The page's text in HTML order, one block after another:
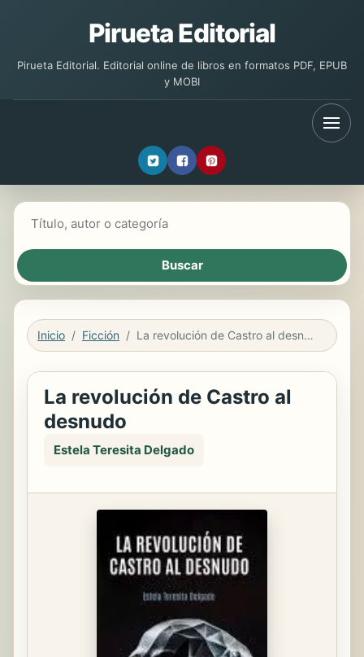
Pirueta Editorial
Pirueta Editorial. Editorial online de libros en formatos PDF, EPUB
y MOBI
Inicio Ficción La revolución de Castro al desnudo
La revolución de Castro al
desnudo
Estela Teresita Delgado